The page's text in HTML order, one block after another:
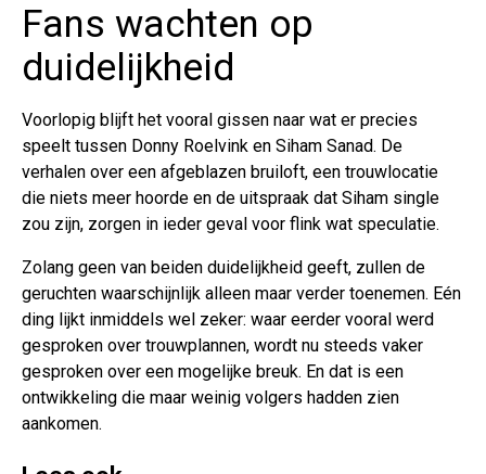
Fans wachten op
duidelijkheid
Voorlopig blijft het vooral gissen naar wat er precies
speelt tussen Donny Roelvink en Siham Sanad. De
verhalen over een afgeblazen bruiloft, een trouwlocatie
die niets meer hoorde en de uitspraak dat Siham single
zou zijn, zorgen in ieder geval voor flink wat speculatie.
Zolang geen van beiden duidelijkheid geeft, zullen de
geruchten waarschijnlijk alleen maar verder toenemen. Eén
ding lijkt inmiddels wel zeker: waar eerder vooral werd
gesproken over trouwplannen, wordt nu steeds vaker
gesproken over een mogelijke breuk. En dat is een
ontwikkeling die maar weinig volgers hadden zien
aankomen.